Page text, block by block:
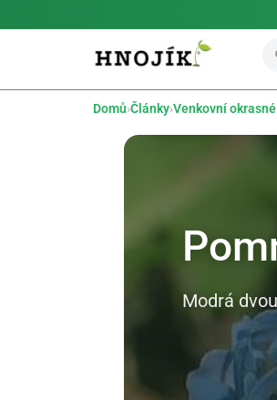
Domů›Články›Venkovní
Modrá